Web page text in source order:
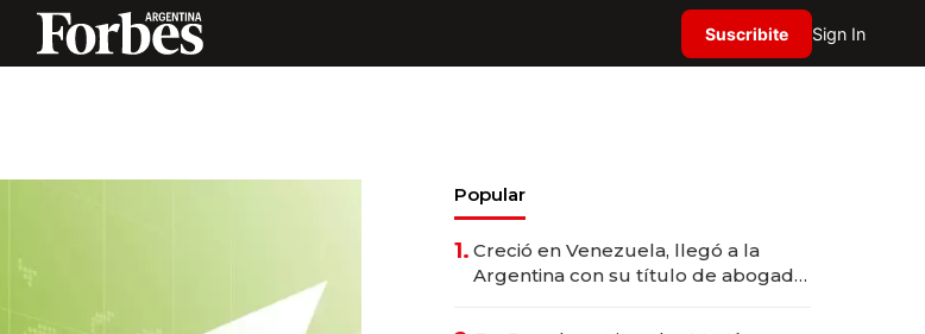
Suscribite Sign In
Popular
1. Creció en Venezuela, llegó a la
Argentina con su título de abogado